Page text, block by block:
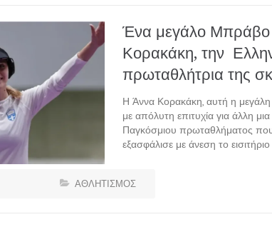
Ένα μεγάλο Μπράβο
Κορακάκη, την
πρωταθλήτρια της
Η Άννα Κορακάκη, αυτή η μεγάλη
με απόλυτη επιτυχία για άλλη
Παγκόσμιου πρωταθλήματος που
εξασφάλισε με άνεση το
ΑΘΛΗΤΙΣΜΟΣ